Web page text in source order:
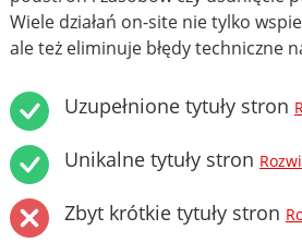
Wiele działań on-site nie tylko
ale też eliminuje błędy techniczne
Uzupełnione tytuły stron
Unikalne tytuły stron
Zbyt krótkie tytuły stron